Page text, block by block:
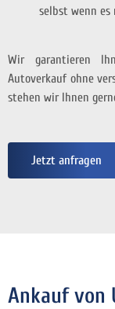
selbst wenn
Wir garantieren
Autoverkauf ohne
stehen wir Ihnen
Jetzt anfragen
Ankauf von